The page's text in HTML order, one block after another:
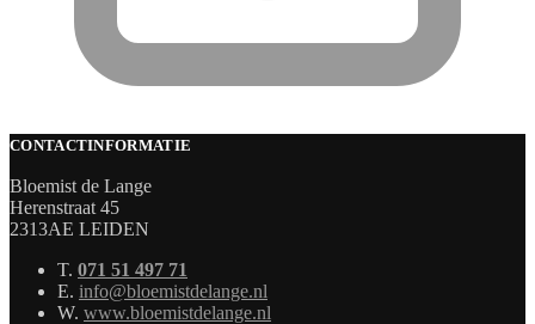
CONTACTINFORMATIE
Bloemist de Lange
Herenstraat 45
2313AE LEIDEN
T. 071 51 497 71
E. info@bloemistdelange.nl
W. www.bloemistdelange.nl